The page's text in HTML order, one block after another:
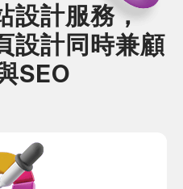
設計服務，
設計同時兼顧
SEO